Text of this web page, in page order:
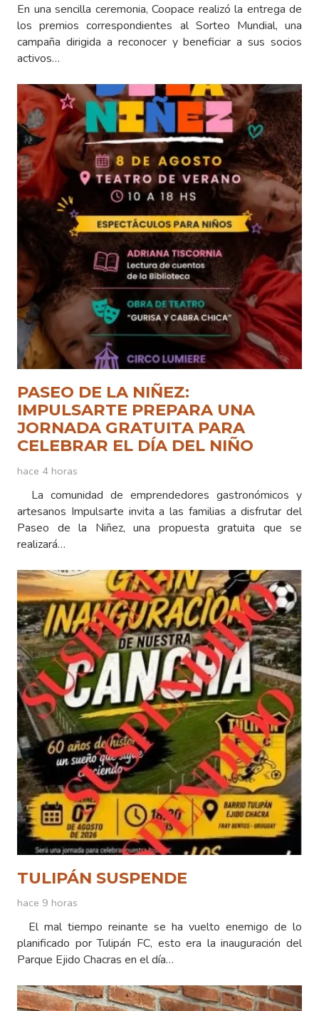
En una sencilla ceremonia, Coopace realizó la entrega de
los premios correspondientes al Sorteo Mundial, una
campaña dirigida a reconocer y beneficiar a sus socios
activos…
PASEO DE LA NIÑEZ:
IMPULSARTE PREPARA UNA
JORNADA GRATUITA PARA
CELEBRAR EL DÍA DEL NIÑO
hace 4 horas
La comunidad de emprendedores gastronómicos y
artesanos Impulsarte invita a las familias a disfrutar del
Paseo de la Niñez, una propuesta gratuita que se
realizará…
TULIPÁN SUSPENDE
hace 9 horas
El mal tiempo reinante se ha vuelto enemigo de lo
planificado por Tulipán FC, esto era la inauguración del
Parque Ejido Chacras en el día…